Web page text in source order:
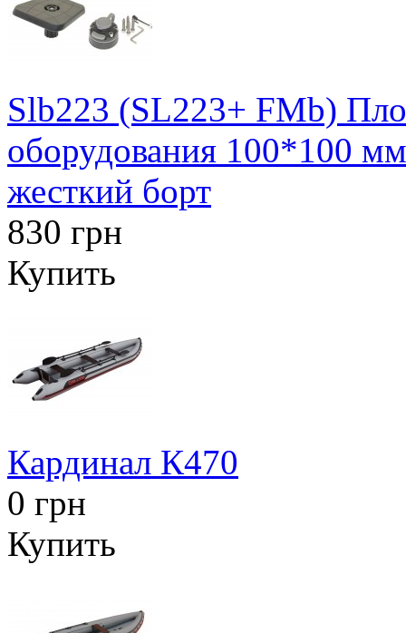
Slb223 (SL223+ FMb)
оборудования 100*100
жесткий борт
830 грн
Купить
Кардинал К470
0 грн
Купить